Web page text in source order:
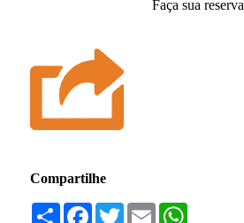
Faça sua reserva
Compartilhe
Compartilhar
Facebook
TwitterEmail